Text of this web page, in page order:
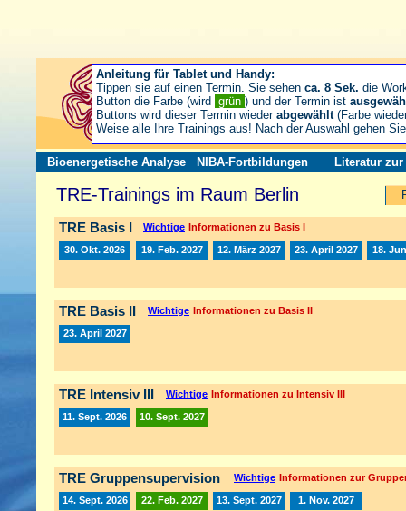
Bioenergetische Analyse NIBA-Fortbildungen Literatur zur
TRE-Trainings im Raum Berlin
TRE Basis I Wichtige Informationen zu Basis I
30. Okt. 2026 19. Feb. 2027 12. März 2027 23. April 2027 18.
TRE Basis II Wichtige Informationen zu Basis II
23. April 2027
TRE Intensiv III Wichtige Informationen zu Intensiv III
11. Sept. 2026 10. Sept. 2027
TRE Gruppensupervision Wichtige Informationen zur
14. Sept. 2026 22. Feb. 2027 13. Sept. 2027 1. Nov. 2027
Anleitung für Tablet und Handy:
Tippen sie auf einen Termin. Sie sehen ca. 8 Sek. die
Button die Farbe (wird grün ) und der Termin ist
Buttons wird dieser Termin wieder abgewählt(Farbe
Weise alle Ihre Trainings aus! Nach der Auswahl gehen